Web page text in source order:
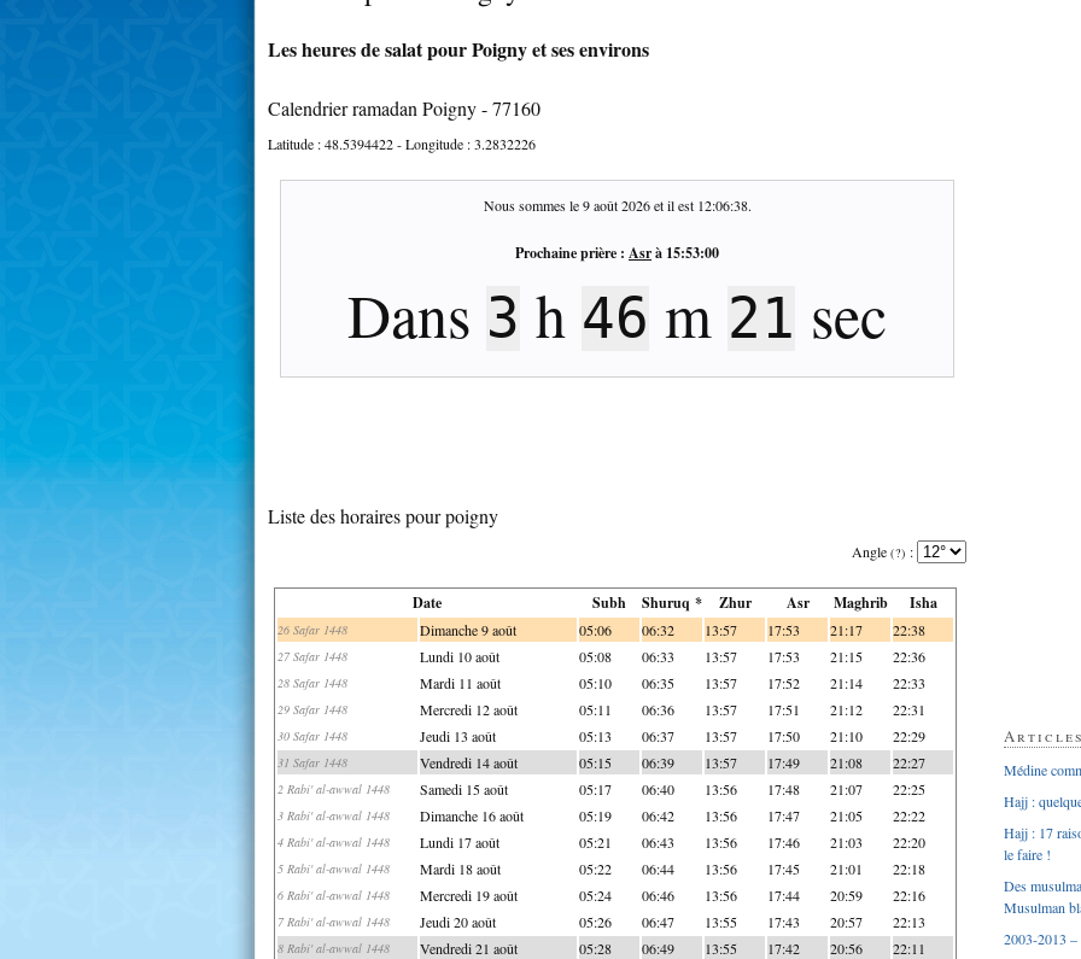
Les heures de salat pour Poigny et ses environs
Calendrier ramadan Poigny - 77160
Latitude :48.5394422- Longitude :3.2832226
Nous sommes le9 août 2026et il est 12:06:39.
Prochaine prière : Asrà 15:53:00
Dans 3 h 46 m 20 sec
Liste des horaires pour poigny
Angle (?) :
Date Subh Shuruq * Zhur Asr Maghrib Isha
26 Safar 1448 Dimanche 9 août 05:06 06:32 13:57 17:53 21:17 22:38
27 Safar 1448 Lundi 10 août 05:08 06:33 13:57 17:53 21:15 22:36
28 Safar 1448 Mardi 11 août 05:10 06:35 13:57 17:52 21:14 22:33
29 Safar 1448 Mercredi 12 août 05:11 06:36 13:57 17:51 21:12 22:31
30 Safar 1448 Jeudi 13 août 05:13 06:37 13:57 17:50 21:10 22:29
31 Safar 1448 Vendredi 14 août 05:15 06:39 13:57 17:49 21:08 22:27
2 Rabi' al-awwal 1448 Samedi 15 août 05:17 06:40 13:56 17:48 21:07 22:25
3 Rabi' al-awwal 1448 Dimanche 16 août 05:19 06:42 13:56 17:47 21:05 22:22
4 Rabi' al-awwal 1448 Lundi 17 août 05:21 06:43 13:56 17:46 21:03 22:20
5 Rabi' al-awwal 1448 Mardi 18 août 05:22 06:44 13:56 17:45 21:01 22:18
6 Rabi' al-awwal 1448 Mercredi 19 août 05:24 06:46 13:56 17:44 20:59 22:16
7 Rabi' al-awwal 1448 Jeudi 20 août 05:26 06:47 13:55 17:43 20:57 22:13
8 Rabi' al-awwal 1448 Vendredi 21 août 05:28 06:49 13:55 17:42 20:56 22:11
Médine
Hajj :
Hajj : 17
le faire !
Des
Musulman
2003-2013 –